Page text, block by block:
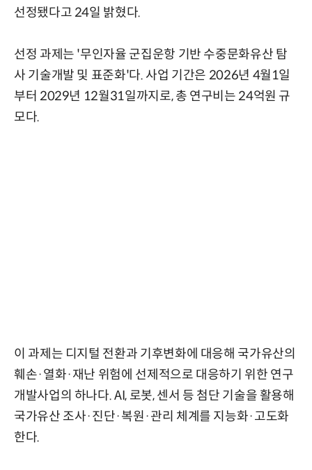
선정됐다고 24일 밝혔다.
선정 과제는 '무인자율 군집운항 기반 수중문화유산 탐
사 기술개발 및 표준화'다. 사업 기간은 2026년 4월1일
부터 2029년 12월31일까지로, 총 연구비는 24억원 규
모다.
이 과제는 디지털 전환과 기후변화에 대응해 국가유산의
훼손·열화·재난 위험에 선제적으로 대응하기 위한 연구
개발사업의 하나다. AI, 로봇, 센서 등 첨단 기술을 활용해
국가유산 조사·진단·복원·관리 체계를 지능화·고도화
한다.